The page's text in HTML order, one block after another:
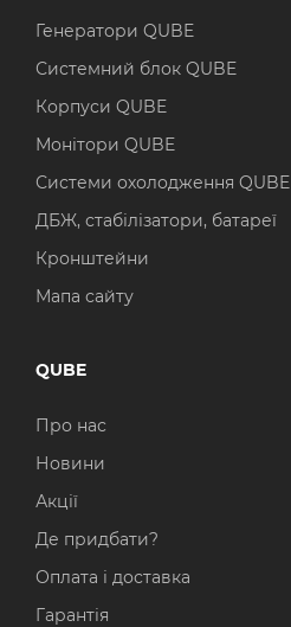
Генератори QUBE
Системний блок QUBE
Корпуси QUBE
Монітори QUBE
Системи охолодження QUBE
ДБЖ, стабілізатори, батареї
Кронштейни
Мапа сайту
QUBE
Про нас
Новини
Акції
Де придбати?
Оплата і доставка
Гарантія